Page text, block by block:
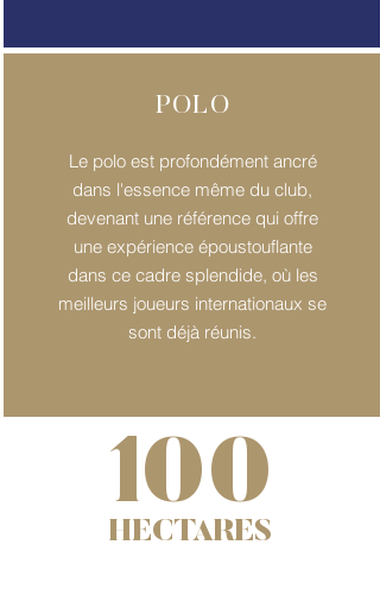
POLO
Le polo est profondément ancré
dans l'essence même du club,
devenant une référence qui offre
une expérience époustouflante
dans ce cadre splendide, où les
meilleurs joueurs internationaux se
sont déjà réunis.
HECTARES
100